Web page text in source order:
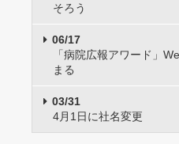
そろう
06/17
「病院広報アワード」
まる
03/31
4月1日に社名変更